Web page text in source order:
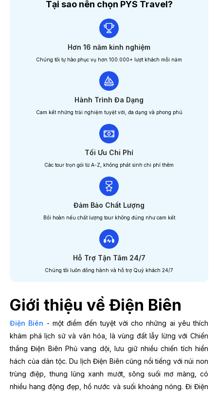
Tại sao nên chọn PYS Travel?
Hơn 16 năm kinh nghiệm
Chúng tôi tự hào phục vụ hơn 100.000+ lượt khách mỗi năm
Hành Trình Đa Dạng
Cam kết những trải nghiệm tuyệt vời, đa dạng và phong phú
Tối Ưu Chi Phí
Các tour trọn gói từ A-Z, không phát sinh chi phí thêm
Đảm Bảo Chất Lượng
Bồi hoàn nếu chất lượng tour không đúng như cam kết
Hỗ Trợ Tận Tâm 24/7
Chúng tôi luôn đồng hành và hỗ trợ Quý khách 24/7
Giới thiệu về Điện Biên
Điện Biên - một điểm đến tuyệt vời cho những ai yêu thích
khám phá lịch sử và văn hóa, là vùng đất lẫy lừng với Chiến
thắng Điện Biên Phủ vang dội, lưu giữ nhiều chiến tích hiển
hách của dân tộc. Du lịch Điện Biên cũng nổi tiếng với núi non
trùng điệp, thung lũng xanh mướt, sông suối mơ màng, có
nhiều hang động đẹp, hồ nước và suối khoáng nóng. Đi Điện